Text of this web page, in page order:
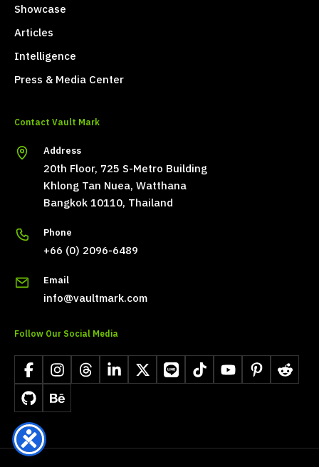
Showcase
Articles
Intelligence
Press & Media Center
Contact Vault Mark
Address
20th Floor, 725 S-Metro Building
Khlong Tan Nuea, Watthana
Bangkok 10110, Thailand
Phone
+66 (0) 2096-6489
Email
info@vaultmark.com
Follow Our Social Media
FacebookInstagramThreadsLinkedIn
X LINE TikTokYouTubePinterestReddit
GitHubBehance